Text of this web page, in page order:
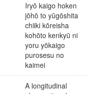
Iryō kaigo hoken
jōhō to yūgōshita
chiiki kōreisha
kohōto kenkyū ni
yoru yōkaigo
purosesu no
kaimei
A longitudinal